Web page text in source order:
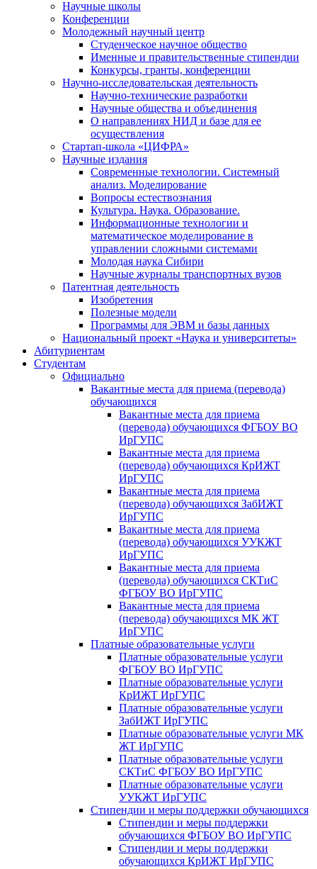
Научные школы
Конференции
Молодежный научный центр
Студенческое научное общество
Именные и правительственные стипендии
Конкурсы, гранты, конференции
Научно-исследовательская деятельность
Научно-технические разработки
Научные общества и объединения
О направлениях НИД и базе для ее
осуществления
Стартап-школа «ЦИФРА»
Научные издания
Современные технологии. Системный
анализ. Моделирование
Вопросы естествознания
Культура. Наука. Образование.
Информационные технологии и
математическое моделирование в
управлении сложными системами
Молодая наука Сибири
Научные журналы транспортных вузов
Патентная деятельность
Изобретения
Полезные модели
Программы для ЭВМ и базы данных
Национальный проект «Наука и университеты»
Абитуриентам
Студентам
Официально
Вакантные места для приема (перевода)
обучающихся
Вакантные места для приема
(перевода) обучающихся ФГБОУ ВО
ИрГУПС
Вакантные места для приема
(перевода) обучающихся КрИЖТ
ИрГУПС
Вакантные места для приема
(перевода) обучающихся ЗабИЖТ
ИрГУПС
Вакантные места для приема
(перевода) обучающихся УУКЖТ
ИрГУПС
Вакантные места для приема
(перевода) обучающихся СКТиС
ФГБОУ ВО ИрГУПС
Вакантные места для приема
(перевода) обучающихся МК ЖТ
ИрГУПС
Платные образовательные услуги
Платные образовательные услуги
ФГБОУ ВО ИрГУПС
Платные образовательные услуги
КрИЖТ ИрГУПС
Платные образовательные услуги
ЗабИЖТ ИрГУПС
Платные образовательные услуги МК
ЖТ ИрГУПС
Платные образовательные услуги
СКТиС ФГБОУ ВО ИрГУПС
Платные образовательные услуги
УУКЖТ ИрГУПС
Стипендии и меры поддержки обучающихся
Стипендии и меры поддержки
обучающихся ФГБОУ ВО ИрГУПС
Стипендии и меры поддержки
обучающихся КрИЖТ ИрГУПС